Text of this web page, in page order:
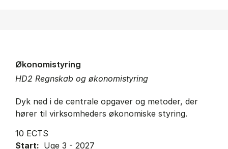
HD2 Regnskab og økonomistyring
Økonomistyring
Dyk ned i de centrale opgaver og metoder, der
hører til virksomheders økonomiske styring.
10 ECTS
Start: Uge 3 - 2027